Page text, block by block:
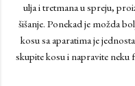
ulja i tretmana u spreju,
šišanje. Ponekad je možda
kosu sa aparatima je
skupite kosu i napravite